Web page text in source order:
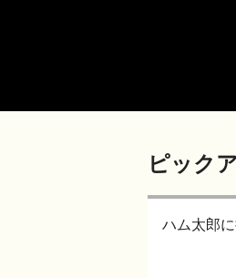
ピック
ハム太郎